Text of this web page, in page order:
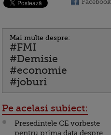
Facebook
Mai multe despre:
#FMI
#Demisie
#economie
#joburi
Pe acelasi subiect:
Presedintele CE vorbeste
pentru prima data despre